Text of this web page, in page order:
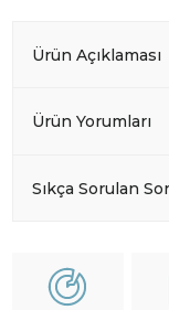
Ürün Açıklaması
Ürün Yorumları
Sıkça Sorulan